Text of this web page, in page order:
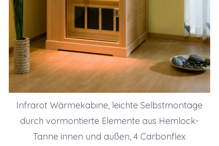
Infrarot Wärmekabine, leichte Selbstmontage
durch vormontierte Elemente aus Hemlock-
Tanne innen und außen, 4 Carbonflex